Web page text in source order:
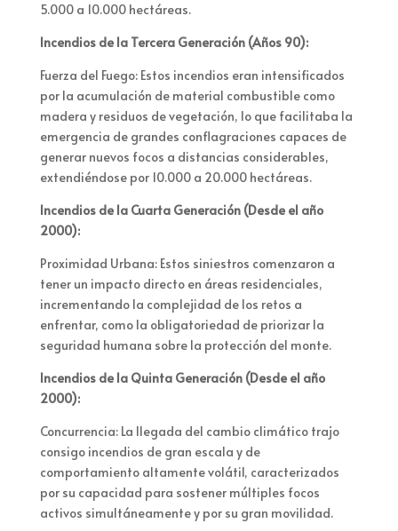
5.000 a 10.000 hectáreas.
Incendios de la Tercera Generación (Años 90):
Fuerza del Fuego: Estos incendios eran intensificados
por la acumulación de material combustible como
madera y residuos de vegetación, lo que facilitaba la
emergencia de grandes conflagraciones capaces de
generar nuevos focos a distancias considerables,
extendiéndose por 10.000 a 20.000 hectáreas.
Incendios de la Cuarta Generación (Desde el año
2000):
Proximidad Urbana: Estos siniestros comenzaron a
tener un impacto directo en áreas residenciales,
incrementando la complejidad de los retos a
enfrentar, como la obligatoriedad de priorizar la
seguridad humana sobre la protección del monte.
Incendios de la Quinta Generación (Desde el año
2000):
Concurrencia: La llegada del cambio climático trajo
consigo incendios de gran escala y de
comportamiento altamente volátil, caracterizados
por su capacidad para sostener múltiples focos
activos simultáneamente y por su gran movilidad.